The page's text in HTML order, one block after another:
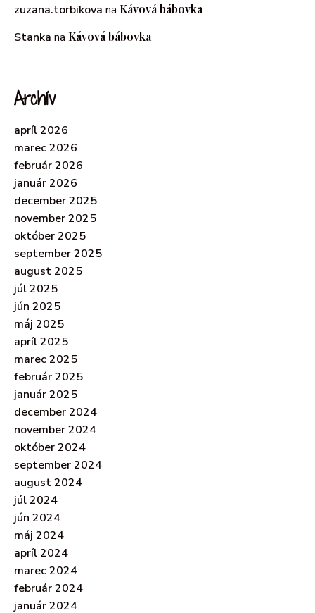
zuzana.torbikova na Kávová bábovka
Stanka na Kávová bábovka
Archív
apríl 2026
marec 2026
február 2026
január 2026
december 2025
november 2025
október 2025
september 2025
august 2025
júl 2025
jún 2025
máj 2025
apríl 2025
marec 2025
február 2025
január 2025
december 2024
november 2024
október 2024
september 2024
august 2024
júl 2024
jún 2024
máj 2024
apríl 2024
marec 2024
február 2024
január 2024